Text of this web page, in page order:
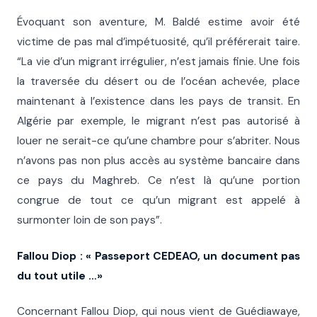
Évoquant son aventure, M. Baldé estime avoir été
victime de pas mal d’impétuosité, qu’il préférerait taire.
“La vie d’un migrant irrégulier, n’est jamais finie. Une fois
la traversée du désert ou de l’océan achevée, place
maintenant à l’existence dans les pays de transit. En
Algérie par exemple, le migrant n’est pas autorisé à
louer ne serait-ce qu’une chambre pour s’abriter. Nous
n’avons pas non plus accès au système bancaire dans
ce pays du Maghreb. Ce n’est là qu’une portion
congrue de tout ce qu’un migrant est appelé à
surmonter loin de son pays”.
Fallou Diop : « Passeport CEDEAO, un document pas
du tout utile …»
Concernant Fallou Diop, qui nous vient de Guédiawaye,